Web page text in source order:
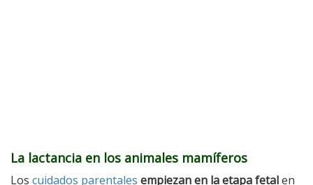
La lactancia en los animales mamíferos
Los cuidados parentales empiezan en la etapa fetalen